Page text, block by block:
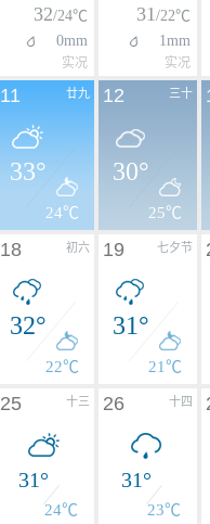
32/24℃
0mm
实况
31/22℃
1mm
实况
廿九
11
33°
24℃
三十
12
30°
25℃
初六
18
32°
22℃
七夕节
19
31°
21℃
十三
25
31°
24℃
十四
26
31°
23℃